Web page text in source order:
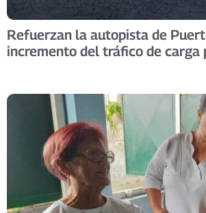
Refuerzan la autopista de
incremento del tráfico de carga